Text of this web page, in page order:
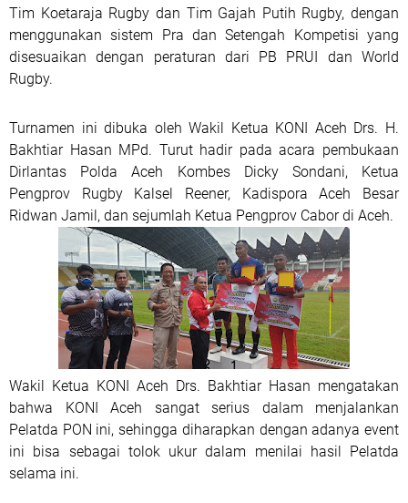
Tim Koetaraja Rugby dan Tim Gajah Putih Rugby, dengan
menggunakan sistem Pra dan Setengah Kompetisi yang
disesuaikan dengan peraturan dari PB PRUI dan World
Rugby.
Turnamen ini dibuka oleh Wakil Ketua KONI Aceh Drs. H.
Bakhtiar Hasan MPd. Turut hadir pada acara pembukaan
Dirlantas Polda Aceh Kombes Dicky Sondani, Ketua
Pengprov Rugby Kalsel Reener, Kadispora Aceh Besar
Ridwan Jamil, dan sejumlah Ketua Pengprov Cabor di Aceh.
Wakil Ketua KONI Aceh Drs. Bakhtiar Hasan mengatakan
bahwa KONI Aceh sangat serius dalam menjalankan
Pelatda PON ini, sehingga diharapkan dengan adanya event
ini bisa sebagai tolok ukur dalam menilai hasil Pelatda
selama ini.